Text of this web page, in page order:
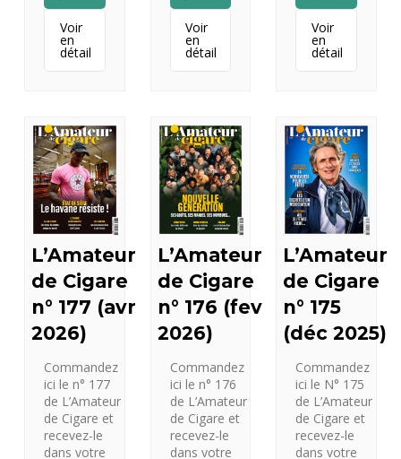
Voir
en
détail
Voir
en
détail
Voir
en
détail
L’Amateur
de Cigare
n° 177 (avr
2026)
Commandez
ici le n° 177
de L’Amateur
de Cigare et
recevez-le
dans votre
L’Amateur
de Cigare
n° 176 (fev
2026)
Commandez
ici le n° 176
de L’Amateur
de Cigare et
recevez-le
dans votre
L’Amateur
de Cigare
n° 175
(déc 2025)
Commandez
ici le N° 175
de L’Amateur
de Cigare et
recevez-le
dans votre